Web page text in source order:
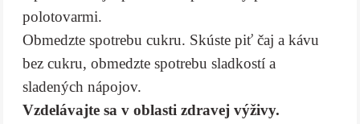
polotovarmi.
Obmedzte spotrebu cukru. Skúste piť čaj a kávu
bez cukru, obmedzte spotrebu sladkostí a
sladených nápojov.
Vzdelávajte sa v oblasti zdravej výživy.